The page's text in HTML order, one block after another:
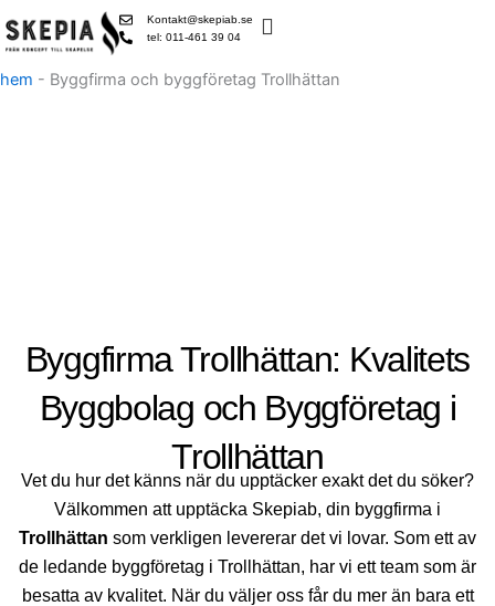
to
Kontakt@skepiab.se
tel: 011-461 39 04
hem - Byggfirma och byggföretag Trollhättan
Byggfirma Trollhättan: Kvalitets
Byggbolag och Byggföretag i
Trollhättan
Vet du hur det känns när du upptäcker exakt det du söker?
Välkommen att upptäcka Skepiab, din byggfirma i
Trollhättan som verkligen levererar det vi lovar. Som ett av
de ledande byggföretag i Trollhättan, har vi ett team som är
besatta av kvalitet. När du väljer oss får du mer än bara ett